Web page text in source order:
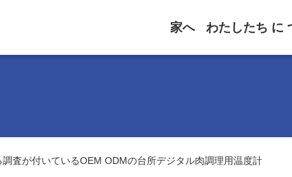
家へ わたしたち に
調査が付いているOEM ODMの台所デジタル肉調理用温度計